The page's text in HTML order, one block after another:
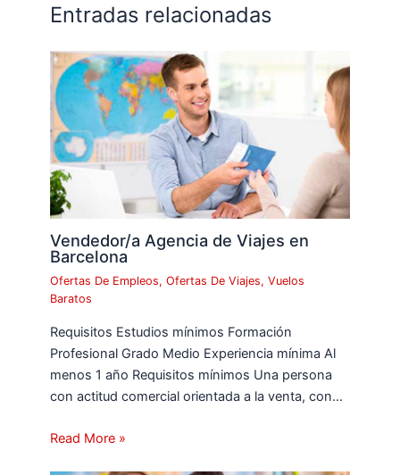
Entradas relacionadas
Vendedor/a Agencia de Viajes en
Barcelona
Ofertas De Empleos,Ofertas De Viajes,Vuelos
Baratos
Requisitos Estudios mínimos Formación
Profesional Grado Medio Experiencia mínima Al
menos 1 año Requisitos mínimos Una persona
con actitud comercial orientada a la venta, con…
Read More »